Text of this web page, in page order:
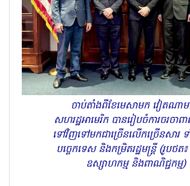
ចាប់តាំងពីខែមេសាមក វៀតណា
សហរដ្ឋអាមេរិក បានរៀបចំការចរចាព
ទៅវិញទៅមកជាច្រើនលើកច្រើនសារ
បច្ចេកទេស និងកម្រិតរដ្ឋមន្ត្រី (រូបថ
ឧស្សាហកម្ម និងពាណិជ្ជកម្ម)